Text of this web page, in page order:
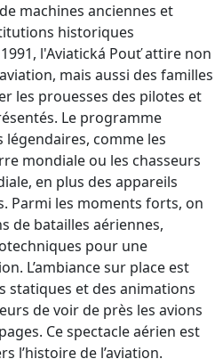
machines anciennes et
historiques
l'Aviatická Pouť attire non
mais aussi des familles
les prouesses des pilotes et
Le programme
comme les
mondiale ou les chasseurs
en plus des appareils
Parmi les moments forts, on
de batailles aériennes,
pour une
L’ambiance sur place est
statiques et des animations
de voir de près les avions
Ce spectacle aérien est
l’histoire de l’aviation.